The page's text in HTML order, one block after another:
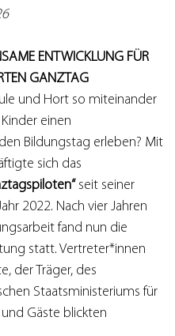
ENTWICKLUNG FÜR
GANZTAG
und Hort so miteinander
einen
Bildungstag erleben? Mit
sich das
seit seiner
2022. Nach vier Jahren
fand nun die
statt. Vertreter*innen
der Träger, des
Staatsministeriums für
Gäste blickten